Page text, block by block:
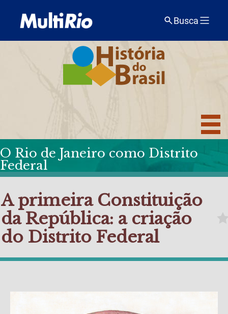
Busca
O Rio de Janeiro como Distrito
Federal
A primeira Constituição
da República: a criação
do Distrito Federal